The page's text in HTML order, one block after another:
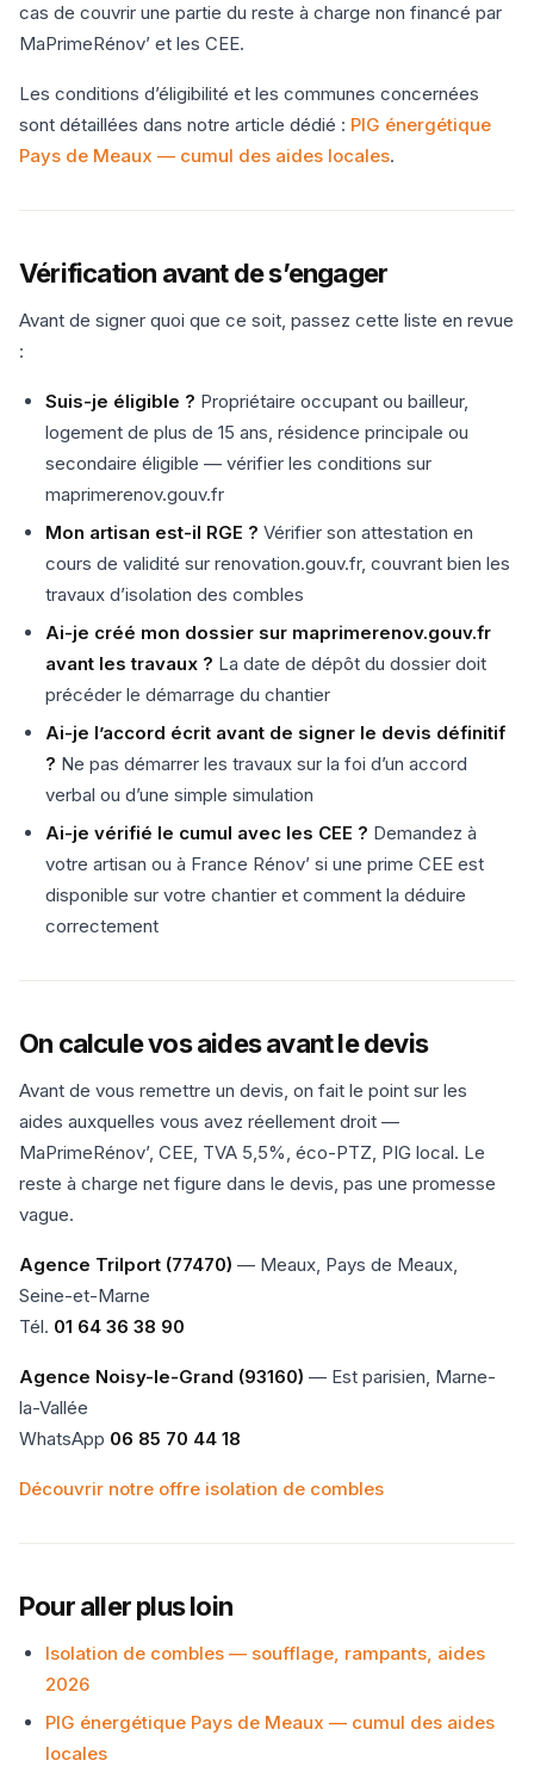
cas de couvrir une partie du reste à charge non financé par
MaPrimeRénov’ et les CEE.
Les conditions d’éligibilité et les communes concernées
sont détaillées dans notre article dédié : PIG énergétique
Pays de Meaux — cumul des aides locales.
Vérification avant de s’engager
Avant de signer quoi que ce soit, passez cette liste en revue
:
Suis-je éligible ? Propriétaire occupant ou bailleur,
logement de plus de 15 ans, résidence principale ou
secondaire éligible — vérifier les conditions sur
maprimerenov.gouv.fr
Mon artisan est-il RGE ? Vérifier son attestation en
cours de validité sur renovation.gouv.fr, couvrant bien les
travaux d’isolation des combles
Ai-je créé mon dossier sur maprimerenov.gouv.fr
avant les travaux ? La date de dépôt du dossier doit
précéder le démarrage du chantier
Ai-je l’accord écrit avant de signer le devis définitif
? Ne pas démarrer les travaux sur la foi d’un accord
verbal ou d’une simple simulation
Ai-je vérifié le cumul avec les CEE ? Demandez à
votre artisan ou à France Rénov’ si une prime CEE est
disponible sur votre chantier et comment la déduire
correctement
On calcule vos aides avant le devis
Avant de vous remettre un devis, on fait le point sur les
aides auxquelles vous avez réellement droit —
MaPrimeRénov’, CEE, TVA 5,5%, éco-PTZ, PIG local. Le
reste à charge net figure dans le devis, pas une promesse
vague.
Agence Trilport (77470) — Meaux, Pays de Meaux,
Seine-et-Marne
Tél. 01 64 36 38 90
Agence Noisy-le-Grand (93160) — Est parisien, Marne-
la-Vallée
WhatsApp 06 85 70 44 18
Découvrir notre offre isolation de combles
Pour aller plus loin
Isolation de combles — soufflage, rampants, aides
2026
PIG énergétique Pays de Meaux — cumul des aides
locales